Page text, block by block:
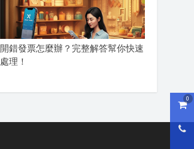
購
0
開錯發票怎麼辦？完整解答幫你快速
處理！